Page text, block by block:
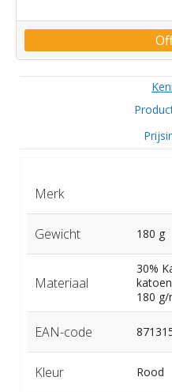
Merk
Gewicht 180 g
Materiaal
30%
180 g/
EAN-code
Kleur Rood